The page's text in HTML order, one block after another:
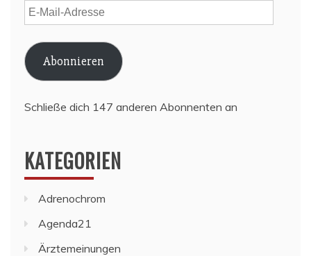
E-
Mail-
Adresse
Abonnieren
Schließe dich 147 anderen Abonnenten an
KATEGORIEN
Adrenochrom
Agenda21
Ärztemeinungen